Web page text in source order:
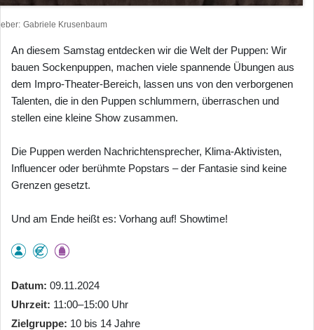
Gabriele Krusenbaum
An diesem Samstag entdecken wir die Welt der Puppen: Wir
bauen Sockenpuppen, machen viele spannende Übungen aus
dem Impro-Theater-Bereich, lassen uns von den verborgenen
Talenten, die in den Puppen schlummern, überraschen und
stellen eine kleine Show zusammen.
Die Puppen werden Nachrichtensprecher, Klima-Aktivisten,
Influencer oder berühmte Popstars – der Fantasie sind keine
Grenzen gesetzt.
Und am Ende heißt es: Vorhang auf! Showtime!
Datum 09.11.2024
Uhrzeit 11:00–15:00 Uhr
Zielgruppe 10 bis 14 Jahre